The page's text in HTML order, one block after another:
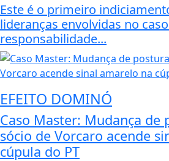
Este é o primeiro
lideranças envolvidas no
responsabilidade...
EFEITO DOMINÓ
Caso Master: Mudança de
sócio de Vorcaro acende
cúpula do PT